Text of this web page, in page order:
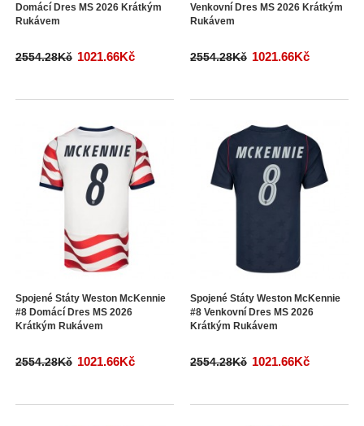
Domácí Dres MS 2026 Krátkým
Rukávem
2554.28Kč 1021.66Kč
Venkovní Dres MS 2026 Krátkým
Rukávem
2554.28Kč 1021.66Kč
Spojené Státy Weston McKennie
#8 Domácí Dres MS 2026
Krátkým Rukávem
2554.28Kč 1021.66Kč
Spojené Státy Weston McKennie
#8 Venkovní Dres MS 2026
Krátkým Rukávem
2554.28Kč 1021.66Kč